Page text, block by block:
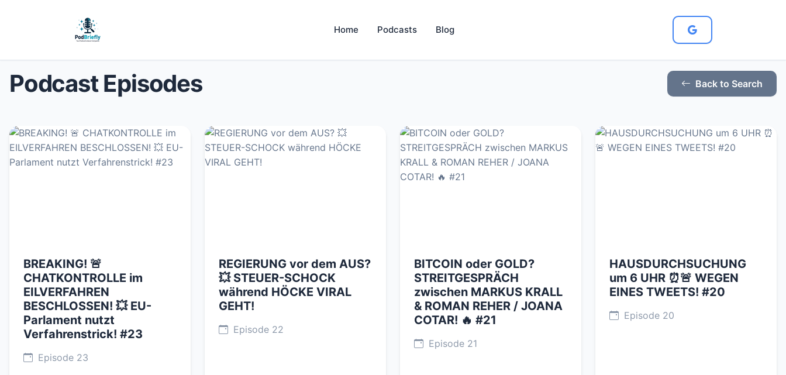
Home Podcasts Blog
Podcast Episodes Back to Search
BREAKING! 🚨
CHATKONTROLLE im
EILVERFAHREN
BESCHLOSSEN! 💥 EU-
Parlament nutzt
Verfahrenstrick! #23
Episode 23
REGIERUNG vor dem AUS?
💥 STEUER-SCHOCK
während HÖCKE VIRAL
GEHT!
Episode 22
BITCOIN oder GOLD?
STREITGESPRÄCH
zwischen MARKUS KRALL
& ROMAN REHER / JOANA
COTAR! 🔥 #21
Episode 21
HAUSDURCHSUCHUNG
um 6 UHR ⏰🚨 WEGEN
EINES TWEETS! #20
Episode 20